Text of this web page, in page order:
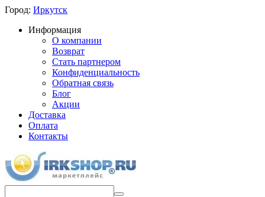
Город: Иркутск
Информация
О компании
Возврат
Стать партнером
Конфиденциальность
Обратная связь
Блог
Акции
Доставка
Оплата
Контакты